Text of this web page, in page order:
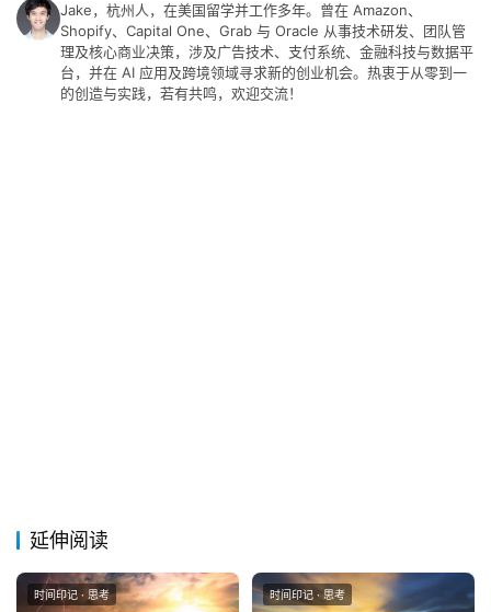
关
于
Jake，杭州人，在美国留学并工作多年。曾在 Amazon、
Shopify、Capital One、Grab 与 Oracle 从事技术研发、团队管
理及核心商业决策，涉及广告技术、支付系统、金融科技与数据平
台，并在 AI 应用及跨境领域寻求新的创业机会。热衷于从零到一
的创造与实践，若有共鸣，欢迎交流！
延伸阅读
时间印记 · 思考 时间印记 · 思考